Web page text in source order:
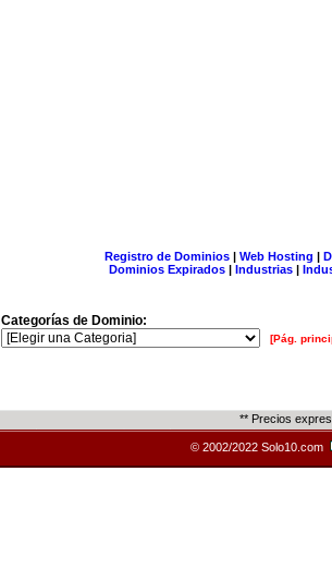
Registro de Dominios| Web Hosting |
Dominios Expirados | Industrias |
Categorías de Dominio:
[Pág.
** Precios
© 2002/2022 Solo10.com